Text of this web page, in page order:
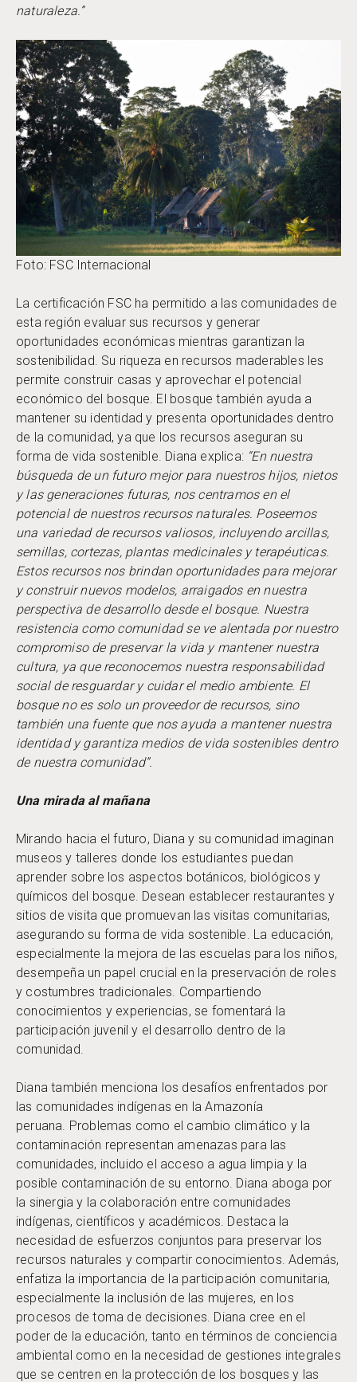
naturaleza.”
Foto: FSC Internacional
La certificación FSC ha permitido a las comunidades de
esta región evaluar sus recursos y generar
oportunidades económicas mientras garantizan la
sostenibilidad. Su riqueza en recursos maderables les
permite construir casas y aprovechar el potencial
económico del bosque. El bosque también ayuda a
mantener su identidad y presenta oportunidades dentro
de la comunidad, ya que los recursos aseguran su
forma de vida sostenible. Diana explica: “En nuestra
búsqueda de un futuro mejor para nuestros hijos, nietos
y las generaciones futuras, nos centramos en el
potencial de nuestros recursos naturales. Poseemos
una variedad de recursos valiosos, incluyendo arcillas,
semillas, cortezas, plantas medicinales y terapéuticas.
Estos recursos nos brindan oportunidades para mejorar
y construir nuevos modelos, arraigados en nuestra
perspectiva de desarrollo desde el bosque. Nuestra
resistencia como comunidad se ve alentada por nuestro
compromiso de preservar la vida y mantener nuestra
cultura, ya que reconocemos nuestra responsabilidad
social de resguardar y cuidar el medio ambiente. El
bosque no es solo un proveedor de recursos, sino
también una fuente que nos ayuda a mantener nuestra
identidad y garantiza medios de vida sostenibles dentro
de nuestra comunidad”.
Una mirada al mañana
Mirando hacia el futuro, Diana y su comunidad imaginan
museos y talleres donde los estudiantes puedan
aprender sobre los aspectos botánicos, biológicos y
químicos del bosque. Desean establecer restaurantes y
sitios de visita que promuevan las visitas comunitarias,
asegurando su forma de vida sostenible. La educación,
especialmente la mejora de las escuelas para los niños,
desempeña un papel crucial en la preservación de roles
y costumbres tradicionales. Compartiendo
conocimientos y experiencias, se fomentará la
participación juvenil y el desarrollo dentro de la
comunidad.
Diana también menciona los desafíos enfrentados por
las comunidades indígenas en la Amazonía
peruana. Problemas como el cambio climático y la
contaminación representan amenazas para las
comunidades, incluido el acceso a agua limpia y la
posible contaminación de su entorno. Diana aboga por
la sinergia y la colaboración entre comunidades
indígenas, científicos y académicos. Destaca la
necesidad de esfuerzos conjuntos para preservar los
recursos naturales y compartir conocimientos. Además,
enfatiza la importancia de la participación comunitaria,
especialmente la inclusión de las mujeres, en los
procesos de toma de decisiones. Diana cree en el
poder de la educación, tanto en términos de conciencia
ambiental como en la necesidad de gestiones integrales
que se centren en la protección de los bosques y las